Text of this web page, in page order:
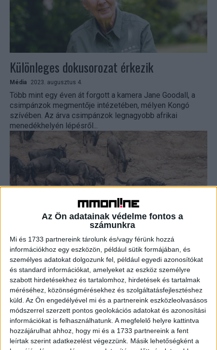
Az Ön adatainak védelme fontos a
számunkra
Mi és 1733 partnereink tárolunk és/vagy férünk hozzá
információkhoz egy eszközön, például sütik formájában, és
személyes adatokat dolgozunk fel, például egyedi azonosítókat
és standard információkat, amelyeket az eszköz személyre
szabott hirdetésekhez és tartalomhoz, hirdetések és tartalmak
méréséhez, közönségmérésekhez és szolgáltatásfejlesztéshez
küld. Az Ön engedélyével mi és a partnereink eszközleolvasásos
módszerrel szerzett pontos geolokációs adatokat és azonosítási
információkat is felhasználhatunk. A megfelelő helyre kattintva
hozzájárulhat ahhoz, hogy mi és a 1733 partnereink a fent
leírtak szerint adatkezelést végezzünk. Másik lehetőségként a
Különleges dokusorozat érkezik
Média 2023. augusztus 4.
Több mint egy éven át forgott a kamera Jane Goodall, a
csimpánzok megmentője intézetében, mélyen Kongó
szívében. Az árva csimpánzok legnagyobb afrikai
menedékhelyén lépésről...
Szafari szezont indít a Viasat Nature
Média 2023. július 31.
Afrika vadvilágának információi másként tárulnak a nézők
elé, mint azt eddig megszokhatták: a Viasat Nature
természetcsatorna augusztus 1-31. között esténként egy
izgalmas nyári szafarira...